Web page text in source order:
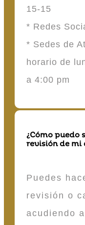
15-15
* Redes
* Sedes de
horario de
a 4:00 pm
¿Cómo puedo
revisión de mi
Puedes
revisión o
acudiendo